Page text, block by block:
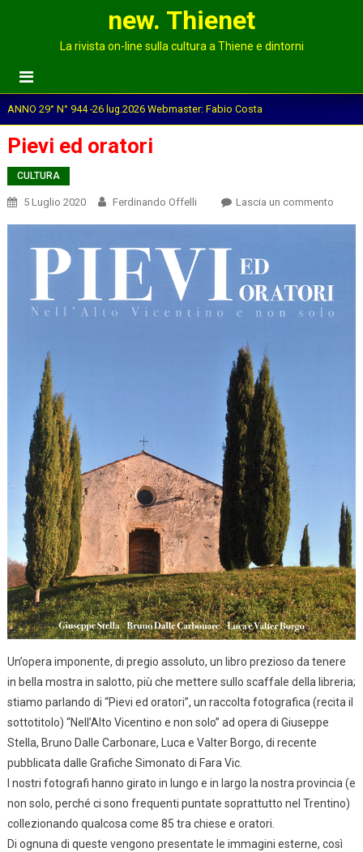
new. Thienet
La rivista on-line sulla cultura a Thiene e dintorni
ANNO 29° N° 944 -26 lug.2026 Webmaster: Fabio Costa
Pievi ed oratori
CULTURA
5 Luglio 2020 Ferdinando Offelli Lascia un commentoon
Un’opera imponente, di pregio assoluto, un libro prezioso da tenere
in bella mostra in salotto, più che mettere sullo scaffale della libreria;
stiamo parlando di “Pievi ed oratori”, un raccolta fotografica (recita il
sottotitolo) “Nell’Alto Vicentino e non solo” ad opera di Giuseppe
Stella, Bruno Dalle Carbonare, Luca e Valter Borgo, di recente
pubblicata dalle Grafiche Simonato di Fara Vic.
I nostri fotografi hanno girato in lungo e in largo la nostra provincia (e
non solo, perché ci sono frequenti puntate soprattutto nel Trentino)
collezionando qualcosa come 85 tra chiese e oratori.
Di ognuna di queste vengono presentate le immagini esterne, così